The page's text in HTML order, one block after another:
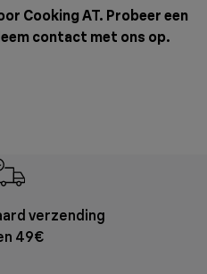
Cooking AT. Probeer een
contact met ons op.
verzending
49€